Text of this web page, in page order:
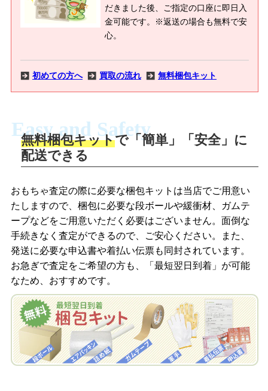
だきました後、ご指定の口座に即日入
金可能です。※返送の場合も無料で安
心。
初めての方へ 買取の流れ 無料梱包キット
商品撮影
商品を撮影して、査定フォームから画像
を送信します。
梱包キットをメールで申し込み
査定結果をメールで確認し、梱包キット
を申し込みます。梱包キットは送料無料
でお届けします。
自宅でおもちゃを発送・梱包
梱包キットに同封する発送ガイドの手順
LINEの友だち追加・査定画像を送信
「ジョニージョイLINE査定」を友だちに
追加し、スマートフォンなどのカメラで
撮影したおもちゃの写真をトーク中に送
梱包キットをLINEで申し込み
査定結果をLINEで確認し、梱包キットを
申し込みます。梱包キットは送料無料で
お届けします。
自宅でおもちゃを発送・梱包
Easy and Safety
無料梱包キットで「簡単」「安全」に
配送できる
おもちゃ査定の際に必要な梱包キットは当店でご用意い
たしますので、梱包に必要な段ボールや緩衝材、ガムテ
ープなどをご用意いただく必要はございません。面倒な
手続きなく査定ができるので、ご安心ください。また、
発送に必要な申込書や着払い伝票も同封されています。
お急ぎで査定をご希望の方も、「最短翌日到着」が可能
なため、おすすめです。